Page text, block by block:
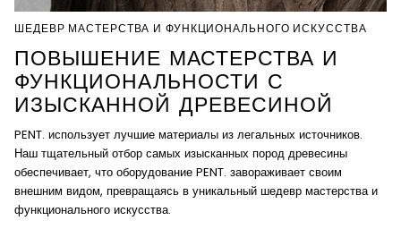
ШЕДЕВР МАСТЕРСТВА И ФУНКЦИОНАЛЬНОГО ИСКУССТВА
ПОВЫШЕНИЕ МАСТЕРСТВА И
ФУНКЦИОНАЛЬНОСТИ С
ИЗЫСКАННОЙ ДРЕВЕСИНОЙ
PENT. использует лучшие материалы из легальных источников.
Наш тщательный отбор самых изысканных пород древесины
обеспечивает, что оборудование PENT. завораживает своим
внешним видом, превращаясь в уникальный шедевр мастерства и
функционального искусства.